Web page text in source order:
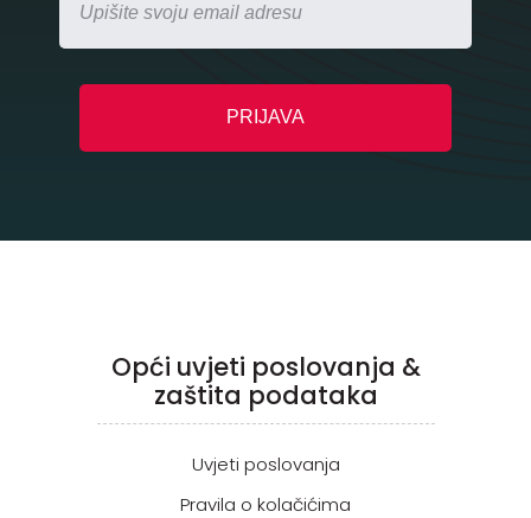
Opći uvjeti poslovanja &
zaštita podataka
Uvjeti poslovanja
Pravila o kolačićima